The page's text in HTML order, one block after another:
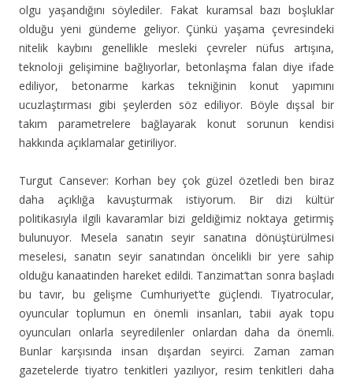
olgu yaşandığını söylediler. Fakat kuramsal bazı boşluklar
olduğu yeni gündeme geliyor. Çünkü yaşama çevresindeki
nitelik kaybını genellikle mesleki çevreler nüfus artışına,
teknoloji gelişimine bağlıyorlar, betonlaşma falan diye ifade
ediliyor, betonarme karkas tekniğinin konut yapımını
ucuzlaştırması gibi şeylerden söz ediliyor. Böyle dışsal bir
takım parametrelere bağlayarak konut sorunun kendisi
hakkında açıklamalar getiriliyor.
Turgut Cansever: Korhan bey çok güzel özetledi ben biraz
daha açıklığa kavuşturmak istiyorum. Bir dizi kültür
politikasıyla ilgili kavaramlar bizi geldiğimiz noktaya getirmiş
bulunuyor. Mesela sanatın seyir sanatına dönüştürülmesi
meselesi, sanatın seyir sanatından öncelikli bir yere sahip
olduğu kanaatinden hareket edildi. Tanzimat’tan sonra başladı
bu tavır, bu gelişme Cumhuriyet’te güçlendi. Tiyatrocular,
oyuncular toplumun en önemli insanları, tabii ayak topu
oyuncuları onlarla seyredilenler onlardan daha da önemli.
Bunlar karşısında insan dışardan seyirci. Zaman zaman
gazetelerde tiyatro tenkitleri yazılıyor, resim tenkitleri daha